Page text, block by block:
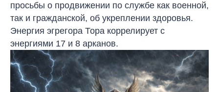
просьбы о продвижении по службе как военной,
так и гражданской, об укреплении здоровья.
Энергия эгрегора Тора коррелирует с
энергиями 17 и 8 арканов.